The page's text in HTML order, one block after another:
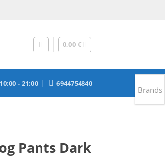
0,00 €
10:00 - 21:00 6944754840
Pants Dark
Brands